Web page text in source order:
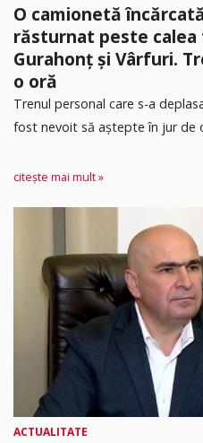
O camionetă
răsturnat peste
Gurahonț și Vârfuri.
o oră
Trenul personal care s-a
fost nevoit să aștepte în jur de
citește mai mult »
ACTUALITATE